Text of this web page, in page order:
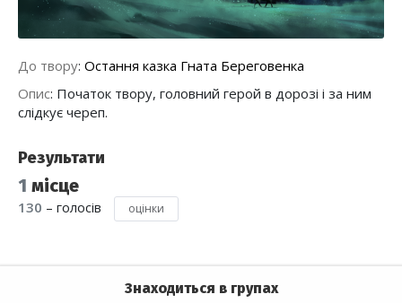
До твору: Остання казка Гната Береговенка
Опис: Початок твору, головний герой в дорозі і за ним
слідкує череп.
Результати
1 місце
130 – голосів оцінки
Знаходиться в групах